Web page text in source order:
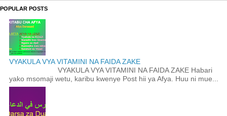
POPULAR POSTS
VYAKULA VYA VITAMINI NA FAIDA ZAKE
VYAKULA VYA VITAMINI NA FAIDA ZAKE Habari
yako msomaji wetu, karibu kwenye Post hii ya Afya. Huu ni mue...